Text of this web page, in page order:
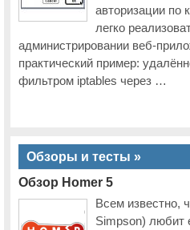
авторизации по
легко
администрировании веб-
практический пример:
фильтром iptables через …
Обзоры и тесты »
Обзор Homer 5
Всем известно,
Simpson) любит